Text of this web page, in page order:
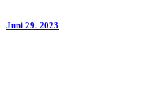
Juni 29. 2023